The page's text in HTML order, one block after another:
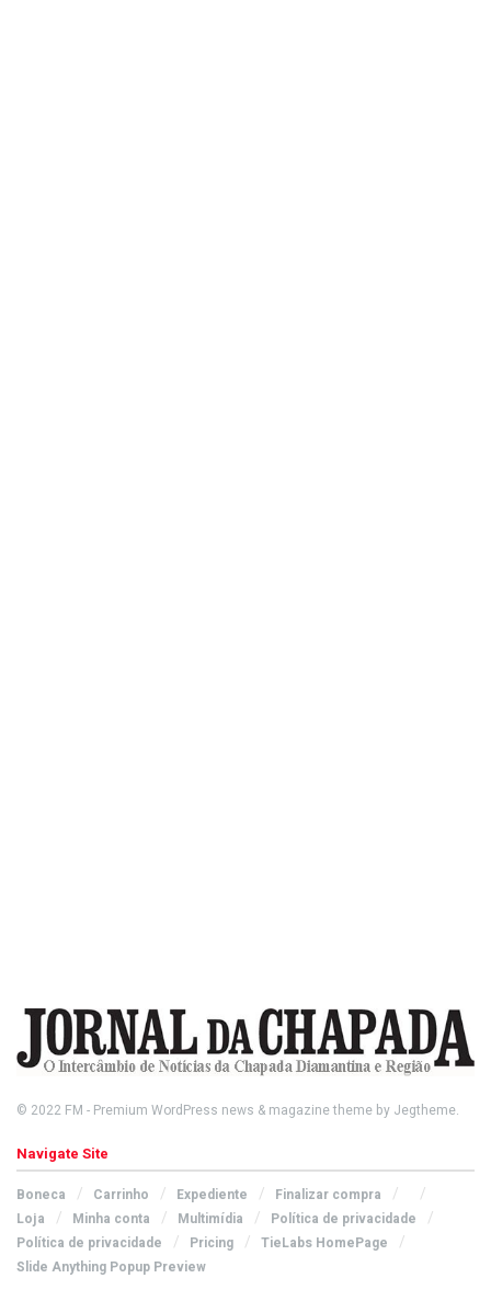
© 2022 FM - Premium WordPress news & magazine theme by Jegtheme.
Navigate Site
Boneca Carrinho Expediente
Finalizar compra
Loja
Minha conta Multimídia
Política de privacidade
Política de privacidade
Pricing
TieLabs HomePage
Slide Anything Popup Preview